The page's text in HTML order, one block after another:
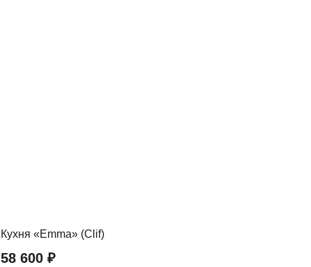
Кухня «Emma» (Clif)
58 600 ₽